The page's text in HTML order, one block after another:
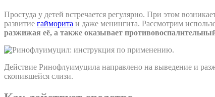
Простуда у детей встречается регулярно. При этом
развитие гайморита и даже менингита. Рассмотрим
разжижая её, а также оказывает
Действие Ринофлуимуцила направлено на выведение и
скопившейся слизи.